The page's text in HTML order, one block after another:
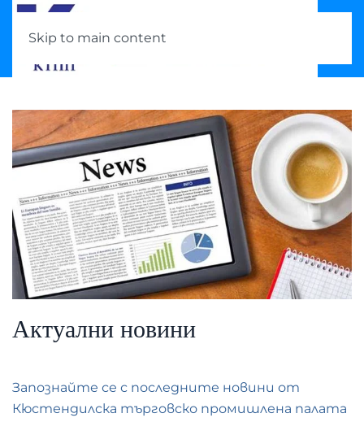
Skip to main content
Актуални новини
Запознайте се с последните новини от
Кюстендилска търговско промишлена палата